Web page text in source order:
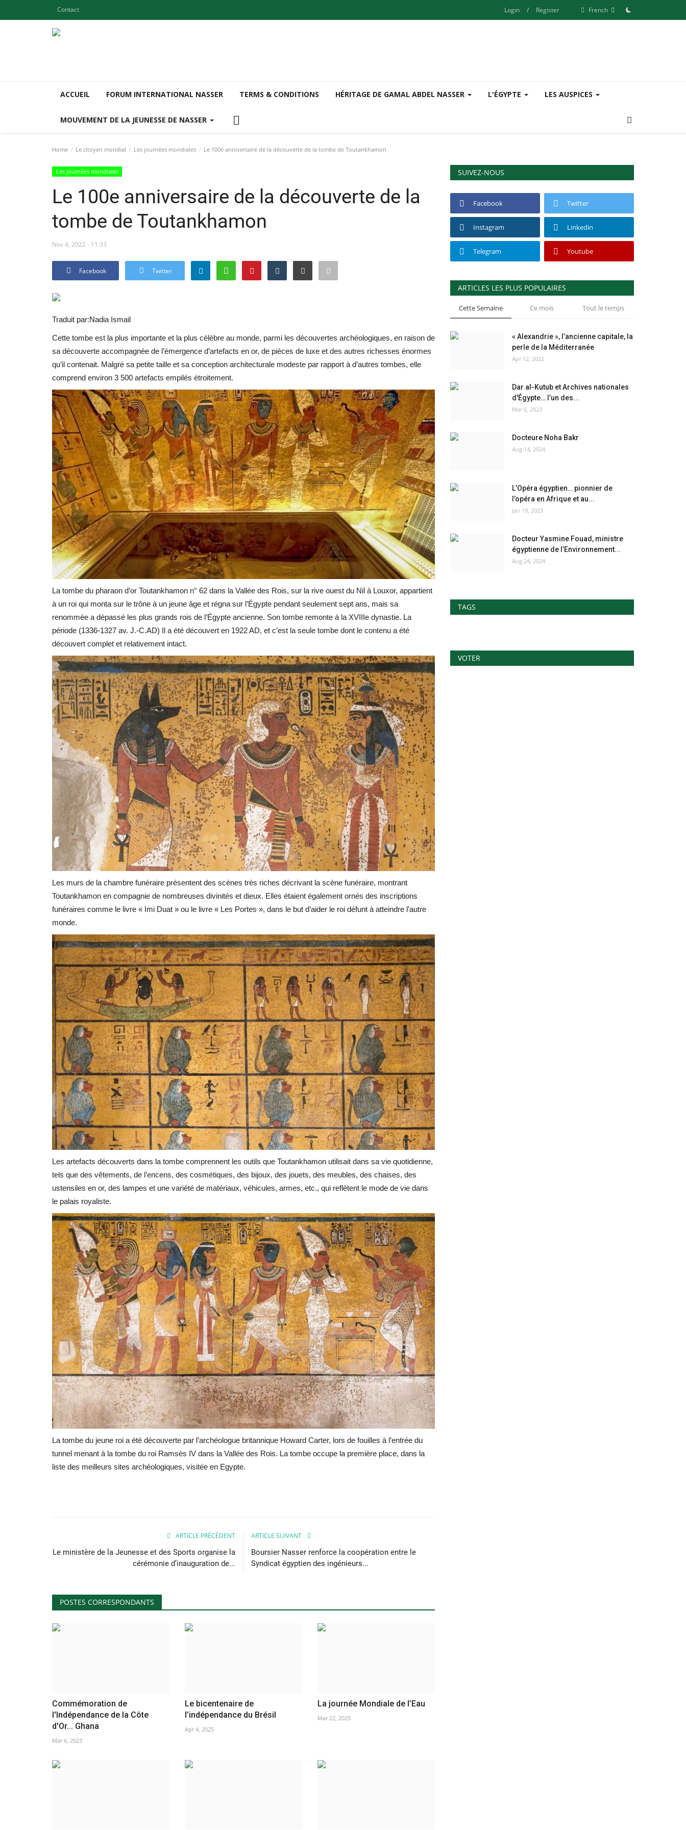
Contact Login / Register French
ACCUEIL FORUM INTERNATIONAL NASSER TERMS & CONDITIONS HÉRITAGE DE GAMAL ABDEL NASSER L'ÉGYPTE LES AUSPICES
MOUVEMENT DE LA JEUNESSE DE NASSER
Home Le citoyen mondial Les journées mondiales Le 100e anniversaire de la découverte de la tombe de Toutankhamon
Les journées mondiales
Le 100e anniversaire de la découverte de la
tombe de Toutankhamon
Nov 4, 2022 - 11:33
Facebook Twitter
Traduit par:Nadia Ismail
Cette tombe est la plus importante et la plus célèbre au monde, parmi les découvertes archéologiques, en raison de
sa découverte accompagnée de l’émergence d’artefacts en or, de pièces de luxe et des autres richesses énormes
qu’il contenait. Malgré sa petite taille et sa conception architecturale modeste par rapport à d’autres tombes, elle
comprend environ 3 500 artefacts empilés étroitement.
La tombe du pharaon d’or Toutankhamon n° 62 dans la Vallée des Rois, sur la rive ouest du Nil à Louxor, appartient
à un roi qui monta sur le trône à un jeune âge et régna sur l’Égypte pendant seulement sept ans, mais sa
renommée a dépassé les plus grands rois de l’Égypte ancienne. Son tombe remonte à la XVIIIe dynastie. La
période (1336-1327 av. J.-C.AD) Il a été découvert en 1922 AD, et c’est la seule tombe dont le contenu a été
découvert complet et relativement intact.
Les murs de la chambre funéraire présentent des scènes très riches décrivant la scène funéraire, montrant
Toutankhamon en compagnie de nombreuses divinités et dieux. Elles étaient également ornés des inscriptions
funéraires comme le livre « Imi Duat » ou le livre « Les Portes », dans le but d’aider le roi défunt à atteindre l’autre
monde.
Les artefacts découverts dans la tombe comprennent les outils que Toutankhamon utilisait dans sa vie quotidienne,
tels que des vêtements, de l’encens, des cosmétiques, des bijoux, des jouets, des meubles, des chaises, des
ustensiles en or, des lampes et une variété de matériaux, véhicules, armes, etc., qui reflètent le mode de vie dans
le palais royaliste.
La tombe du jeune roi a été découverte par l’archéologue britannique Howard Carter, lors de fouilles à l’entrée du
tunnel menant à la tombe du roi Ramsès IV dans la Vallée des Rois. La tombe occupe la première place, dans la
liste des meilleurs sites archéologiques, visitée en Egypte.
ARTICLE PRÉCÉDENT
Le ministère de la Jeunesse et des Sports organise la
cérémonie d’inauguration de...
ARTICLE SUIVANT
Boursier Nasser renforce la coopération entre le
Syndicat égyptien des ingénieurs...
POSTES CORRESPONDANTS
Commémoration de
l'Indépendance de la Côte
d'Or... Ghana
Mar 6, 2023
Le bicentenaire de
l’indépendance du Brésil
Apr 4, 2025
La journée Mondiale de l’Eau
Mar 22, 2025
SUIVEZ-NOUS
Facebook Twitter
Instagram Linkedin
Telegram Youtube
ARTICLES LES PLUS POPULAIRES
Cette Semaine Ce mois Tout le temps
« Alexandrie », l’ancienne capitale, la
perle de la Méditerranée
Apr 12, 2022
Dar al-Kutub et Archives nationales
d'Égypte… l’un des...
Mar 6, 2023
Docteure Noha Bakr
Aug 14, 2024
L’Opéra égyptien… pionnier de
l’opéra en Afrique et au...
Jan 19, 2023
Docteur Yasmine Fouad, ministre
égyptienne de l’Environnement...
Aug 24, 2024
TAGS
VOTER